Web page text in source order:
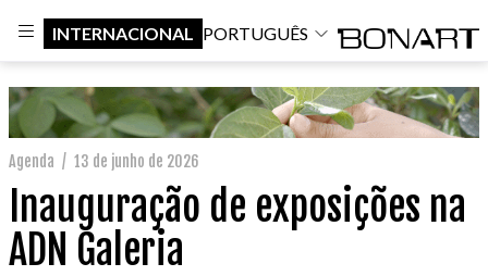
INTERNACIONAL PORTUGUÊS
Agenda / 13 de junho de 2026
Inauguração de exposições na
ADN Galeria